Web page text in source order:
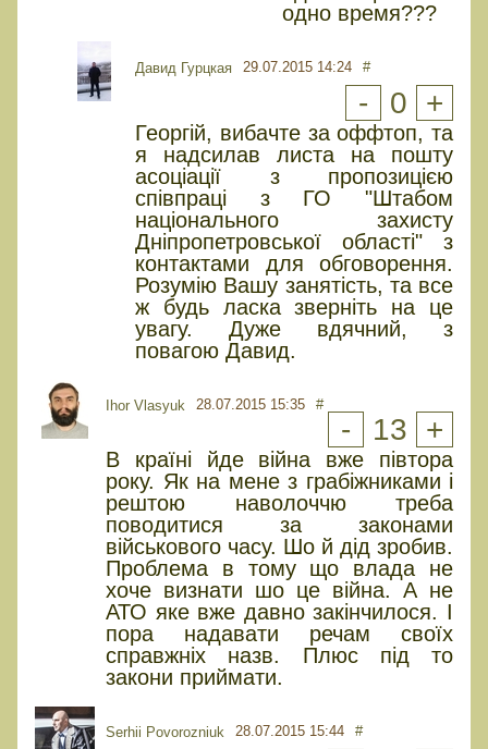
одно время???
Давид Гурцкая 29.07.2015 14:24 #
- 0 +
Георгій, вибачте за оффтоп, та
я надсилав листа на пошту
асоціації з пропозицією
співпраці з ГО "Штабом
національного захисту
Дніпропетровської області" з
контактами для обговорення.
Розумію Вашу занятість, та все
ж будь ласка зверніть на це
увагу. Дуже вдячний, з
повагою Давид.
Ihor Vlasyuk 28.07.2015 15:35 #
- 13 +
В країні йде війна вже півтора
року. Як на мене з грабіжниками і
рештою наволоччю треба
поводитися за законами
військового часу. Шо й дід зробив.
Проблема в тому що влада не
хоче визнати шо це війна. А не
АТО яке вже давно закінчилося. І
пора надавати речам своїх
справжніх назв. Плюс під то
закони приймати.
Serhii Povorozniuk 28.07.2015 15:44 #